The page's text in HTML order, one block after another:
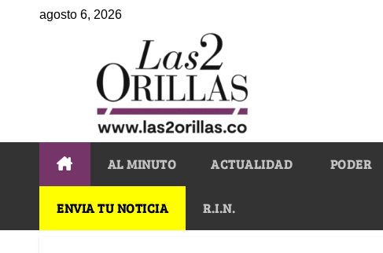
agosto 6, 2026
AL MINUTO ACTUALIDAD PODER
ENVIA TU NOTICIA R.I.N.